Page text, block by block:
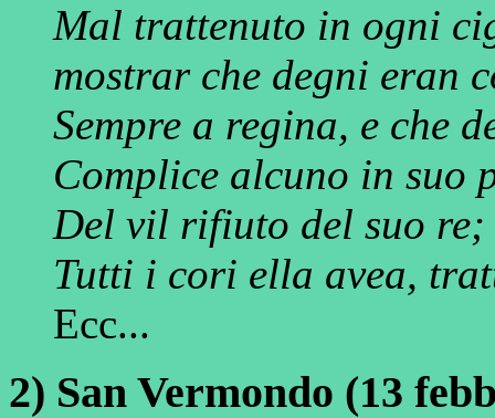
Mal trattenuto in ogni
mostrar che degni eran
Sempre a regina, e che
Complice alcuno in suo
Del vil rifiuto del suo re;
Tutti i cori ella avea,
Ecc...
2) San Vermondo (13